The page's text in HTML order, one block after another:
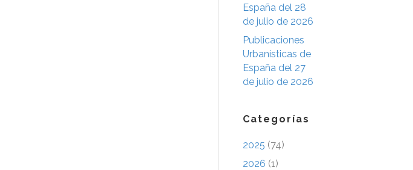
España del 28
de julio de 2026
Publicaciones
Urbanísticas de
España del 27
de julio de 2026
Categorías
2025 (74)
2026 (1)